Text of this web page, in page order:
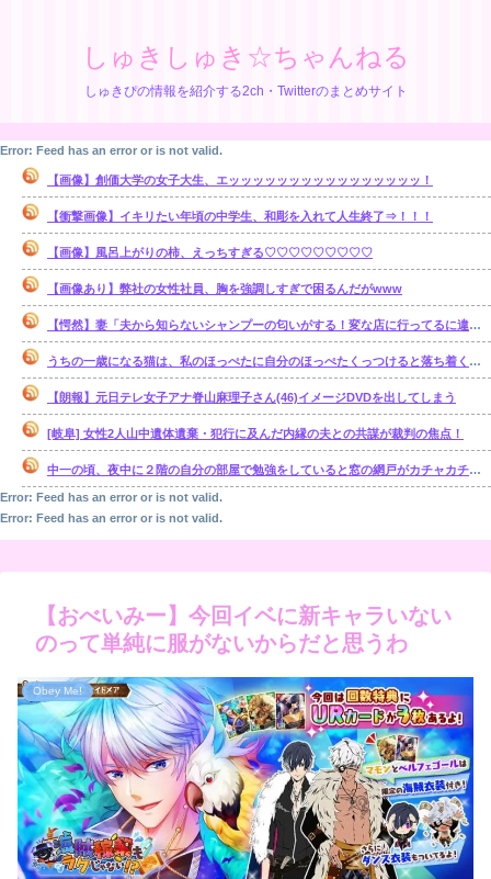
しゅきしゅき☆ちゃんねる
しゅきぴの情報を紹介する2ch・Twitterのまとめサイト
Error: Feed has an error or is not valid.
【画像】創価大学の女子大生、エッッッッッッッッッッッッッッッッ！
【衝撃画像】イキリたい年頃の中学生、和彫を入れて人生終了⇒！！！
【画像】風呂上がりの柿、えっちすぎる♡♡♡♡♡♡♡♡♡
【画像あり】弊社の女性社員、胸を強調しすぎで困るんだがwww
【愕然】妻「夫から知らないシャンプーの匂いがする！変な店に行ってるに違いない！！！」探偵「調べたところ･･･」⇒結果ｗｗ
うちの一歳になる猫は、私のほっぺたに自分のほっぺたくっつけると落ち着くのか・・・【再】
【朗報】元日テレ女子アナ脊山麻理子さん(46)イメージDVDを出してしまう
[岐阜] 女性2人山中遺体遺棄・犯行に及んだ内縁の夫との共謀が裁判の焦点！
中一の頃、夜中に２階の自分の部屋で勉強をしていると窓の網戸がカチャカチャ鳴り出した。【再】
Error: Feed has an error or is not valid.
Error: Feed has an error or is not valid.
【おべいみー】今回イベに新キャラいない
のって単純に服がないからだと思うわ
Obey Me!